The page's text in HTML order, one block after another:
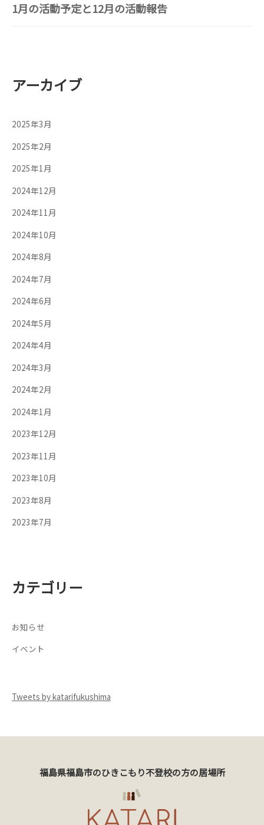
1月の活動予定と12月の活動報告
アーカイブ
2025年3月
2025年2月
2025年1月
2024年12月
2024年11月
2024年10月
2024年8月
2024年7月
2024年6月
2024年5月
2024年4月
2024年3月
2024年2月
2024年1月
2023年12月
2023年11月
2023年10月
2023年8月
2023年7月
カテゴリー
お知らせ
イベント
Tweets by katarifukushima
福島県福島市のひきこもり不登校の方の居場所